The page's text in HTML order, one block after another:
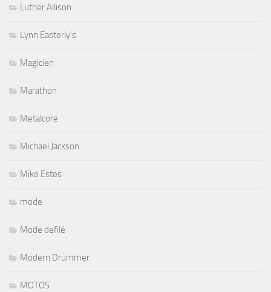
Luther Allison
Lynn Easterly's
Magicien
Marathon
Metalcore
Michael Jackson
Mike Estes
mode
Mode defilé
Modern Drummer
MOTOS